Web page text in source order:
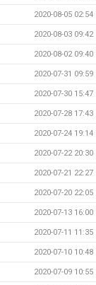
2020-08-05 02:54
2020-08-03 09:42
2020-08-02 09:40
2020-07-31 09:59
2020-07-30 15:47
2020-07-28 17:43
2020-07-24 19:14
2020-07-22 20:30
2020-07-21 22:27
2020-07-20 22:05
2020-07-13 16:00
2020-07-11 11:35
2020-07-10 10:48
2020-07-09 10:55